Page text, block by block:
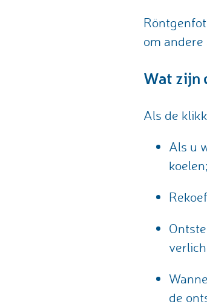
om
Wat zijn
Als de
Als u
koelen;
de